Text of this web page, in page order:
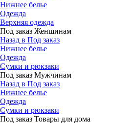
Нижнее белье
Одежда
Верхняя одежда
Под заказ Женщинам
Назад в Под заказ
Нижнее белье
Одежда
Сумки и рюкзаки
Под заказ Мужчинам
Назад в Под заказ
Нижнее белье
Одежда
Сумки и рюкзаки
Под заказ Товары для дома